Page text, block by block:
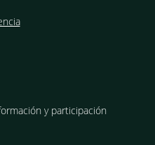
y participación